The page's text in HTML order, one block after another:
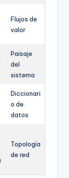
Flujos de
valor
Paisaje
del
sistema
Diccionari
o de
datos
Topología
de red